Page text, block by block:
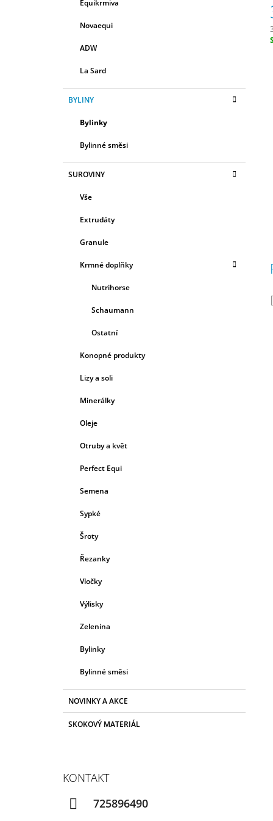
Equikrmiva
Novaequi
ADW
La Sard
BYLINY
Bylinky
Bylinné směsi
SUROVINY
Vše
Extrudáty
Granule
Krmné doplňky
Nutrihorse
Schaumann
Ostatní
Konopné produkty
Lizy a soli
Minerálky
Oleje
Otruby a květ
Perfect Equi
Semena
Sypké
Šroty
Řezanky
Vločky
Výlisky
Zelenina
Bylinky
Bylinné směsi
NOVINKY A AKCE
SKOKOVÝ MATERIÁL
KONTAKT
725896490
580 Kč